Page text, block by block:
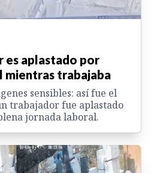
es aplastado por
mientras trabajaba
sensibles: así fue el
trabajador fue aplastado
jornada laboral.